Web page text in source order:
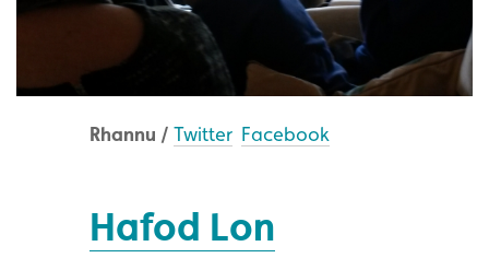
Rhannu / Twitter Facebook
Hafod Lon